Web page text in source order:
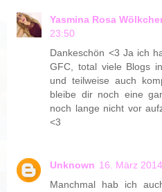
Yasmina Rosa
23:50
Dankeschön <3 Ja ich
GFC, total viele Blogs
und teilweise auch
bleibe dir noch eine
noch lange nicht vor
<3
Unknown 16. März
Manchmal hab ich